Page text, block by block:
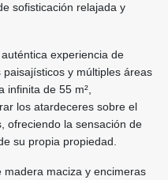
sofisticación relajada y
experiencia de
y múltiples áreas
infinita de 55 m²,
los atardeceres sobre el
ofreciendo la sensación de
su propia propiedad.
maciza y encimeras